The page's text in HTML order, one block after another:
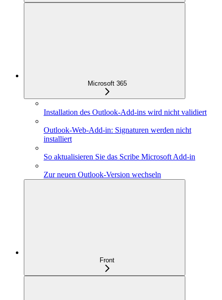
Microsoft 365
Installation des Outlook-Add-ins wird nicht validiert
Outlook-Web-Add-in: Signaturen werden nicht
installiert
So aktualisieren Sie das Scribe Microsoft Add-in
Zur neuen Outlook-Version wechseln
Front